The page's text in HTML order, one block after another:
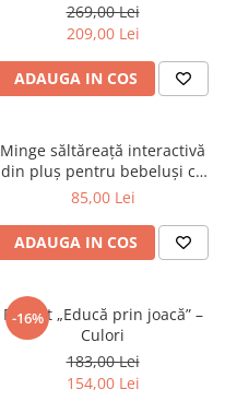
269,00 Lei
209,00 Lei
ADAUGA IN COS
Minge săltăreață interactivă
din pluș pentru bebeluși cu
vibrații - 0+ luni
85,00 Lei
ADAUGA IN COS
-16%
Pachet „Educă prin joacă” –
Culori
183,00 Lei
154,00 Lei